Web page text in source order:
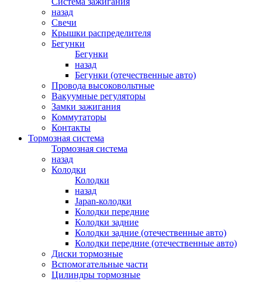
назад
Свечи
Крышки распределителя
Бегунки
Бегунки
назад
Бегунки (отечественные авто)
Провода высоковольтные
Вакуумные регуляторы
Замки зажигания
Коммутаторы
Контакты
Тормозная система
Тормозная система
назад
Колодки
Колодки
назад
Japan-колодки
Колодки передние
Колодки задние
Колодки задние (отечественные авто)
Колодки передние (отечественные авто)
Диски тормозные
Вспомогательные части
Цилиндры тормозные